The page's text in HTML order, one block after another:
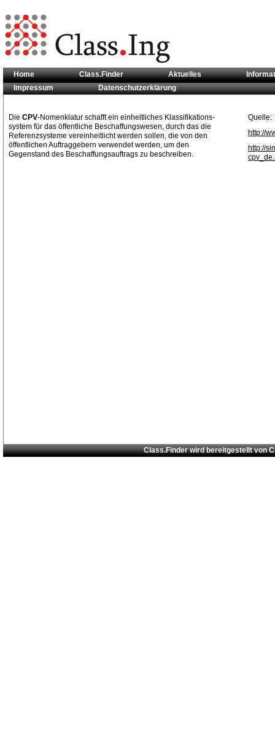
Sie sind hier:Klassifikationsstandards>> CPV
Home Class.Finder Aktuelles
Impressum
Datenschutzerklärung
Die CPV-Nomenklatur schafft ein einheitliches Klassifikations-
system für das öffentliche Beschaffungswesen, durch das die
Referenzsysteme vereinheitlicht werden sollen, die von den
öffentlichen Auftraggebern verwendet werden, um den
Gegenstand des Beschaffungsauftrags zu beschreiben.
Quelle:
http://
http://
Class.Finder wird bereitgestellt von